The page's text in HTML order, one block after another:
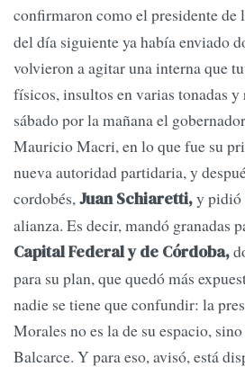
confirmaron como el presidente de
del día siguiente ya había enviado
volvieron a agitar una interna que
físicos, insultos en varias tonadas
sábado por la mañana el
Mauricio Macri, en lo que fue su
nueva autoridad partidaria, y
cordobés,Juan Schiaretti,y pidió
alianza. Es decir, mandó granadas
Capital Federal y de Córdoba,
para su plan, que quedó más
nadie se tiene que confundir: la
Morales no es la de su espacio,
Balcarce. Y para eso, avisó, está